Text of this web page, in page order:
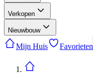
Verkopen
Nieuwbouw
Mijn Huis Favorieten